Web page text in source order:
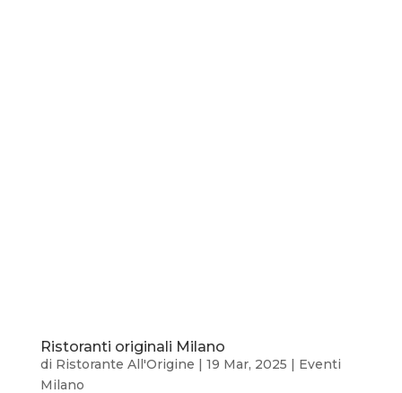
Ristoranti originali Milano
di Ristorante All'Origine | 19 Mar, 2025 | Eventi
Milano